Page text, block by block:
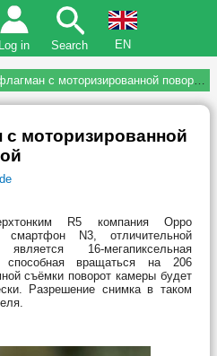
Log in Search EN
с моторизированной поворотной камерой
с моторизированной
R5 компания Oppo
смартфон N3, отличительной
16-мегапиксельная
способная вращаться на 206
съёмки поворот камеры будет
Разрешение снимка в таком